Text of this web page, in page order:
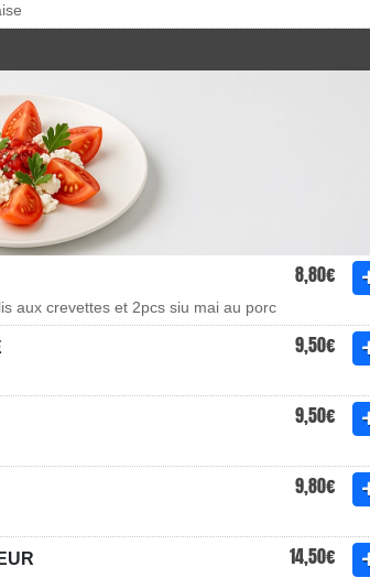
8,80€
aux crevettes et 2pcs siu mai au porc
9,50€
9,50€
9,80€
14,50€